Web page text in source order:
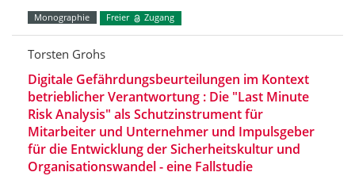
Monographie Freier Zugang
Torsten Grohs
Digitale Gefährdungsbeurteilungen im Kontext
betrieblicher Verantwortung : Die "Last Minute
Risk Analysis" als Schutzinstrument für
Mitarbeiter und Unternehmer und Impulsgeber
für die Entwicklung der Sicherheitskultur und
Organisationswandel - eine Fallstudie